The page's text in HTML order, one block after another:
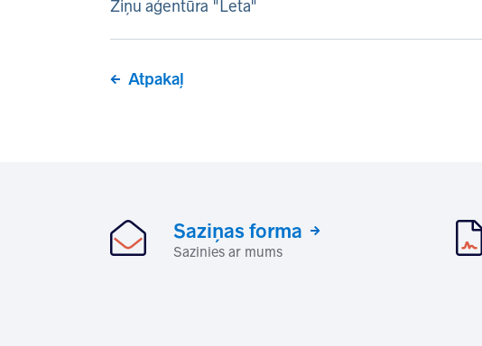
Ziņu aģentūra "Leta"
Atpakaļ
Saziņas forma
Sazinies ar mums